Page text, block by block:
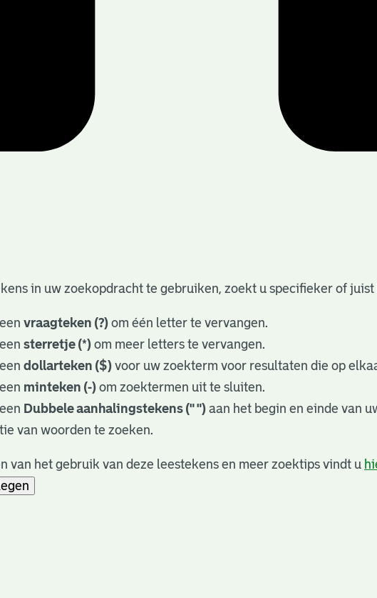
in uw zoekopdracht te gebruiken, zoekt u specifieker of
vraagteken (?) om één letter te vervangen.
sterretje (*) om meer letters te vervangen.
dollarteken ($) voor uw zoekterm voor resultaten die op
minteken (-) om zoektermen uit te sluiten.
Dubbele aanhalingstekens (" ") aan het begin en einde van
van woorden te zoeken.
van het gebruik van deze leestekens en meer zoektips vindt u